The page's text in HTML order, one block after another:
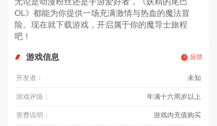
OL》都能为你提供一场充满激情与热血的魔法冒
险。现在就下载游戏，开启属于你的魔导士旅程
吧！
游戏信息 反馈
开发者： 未知
游戏评级： 年满十六周岁以上
资费说明： 游戏内充值购买